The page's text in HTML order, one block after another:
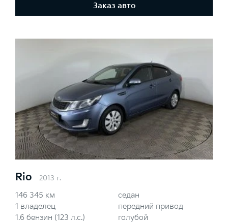
Заказ авто
Rio 2013 г.
146 345 км
1 владелец
1.6 бензин (123 л.с.)
седан
передний привод
голубой